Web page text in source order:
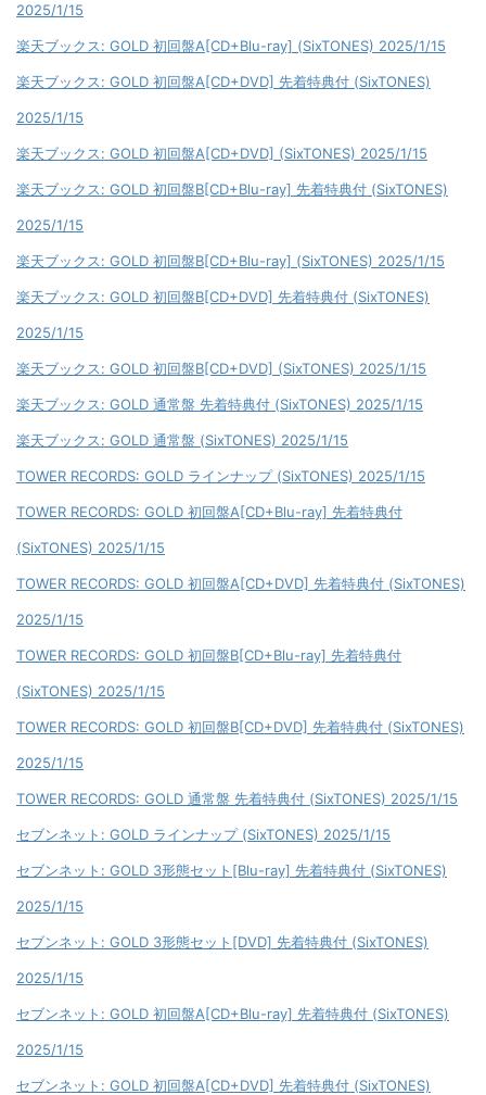
2025/1/15
楽天ブックス: GOLD 初回盤A[CD+Blu-ray] (SixTONES) 2025/1/15
楽天ブックス: GOLD 初回盤A[CD+DVD] 先着特典付 (SixTONES)
2025/1/15
楽天ブックス: GOLD 初回盤A[CD+DVD] (SixTONES) 2025/1/15
楽天ブックス: GOLD 初回盤B[CD+Blu-ray] 先着特典付 (SixTONES)
2025/1/15
楽天ブックス: GOLD 初回盤B[CD+Blu-ray] (SixTONES) 2025/1/15
楽天ブックス: GOLD 初回盤B[CD+DVD] 先着特典付 (SixTONES)
2025/1/15
楽天ブックス: GOLD 初回盤B[CD+DVD] (SixTONES) 2025/1/15
楽天ブックス: GOLD 通常盤 先着特典付 (SixTONES) 2025/1/15
楽天ブックス: GOLD 通常盤 (SixTONES) 2025/1/15
TOWER RECORDS: GOLD ラインナップ (SixTONES) 2025/1/15
TOWER RECORDS: GOLD 初回盤A[CD+Blu-ray] 先着特典付
(SixTONES) 2025/1/15
TOWER RECORDS: GOLD 初回盤A[CD+DVD] 先着特典付 (SixTONES)
2025/1/15
TOWER RECORDS: GOLD 初回盤B[CD+Blu-ray] 先着特典付
(SixTONES) 2025/1/15
TOWER RECORDS: GOLD 初回盤B[CD+DVD] 先着特典付 (SixTONES)
2025/1/15
TOWER RECORDS: GOLD 通常盤 先着特典付 (SixTONES) 2025/1/15
セブンネット: GOLD ラインナップ (SixTONES) 2025/1/15
セブンネット: GOLD 3形態セット[Blu-ray] 先着特典付 (SixTONES)
2025/1/15
セブンネット: GOLD 3形態セット[DVD] 先着特典付 (SixTONES)
2025/1/15
セブンネット: GOLD 初回盤A[CD+Blu-ray] 先着特典付 (SixTONES)
2025/1/15
セブンネット: GOLD 初回盤A[CD+DVD] 先着特典付 (SixTONES)